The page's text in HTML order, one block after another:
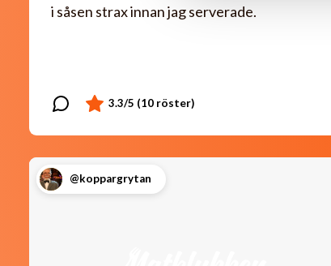
i såsen strax innan jag serverade.
@koppargrytan